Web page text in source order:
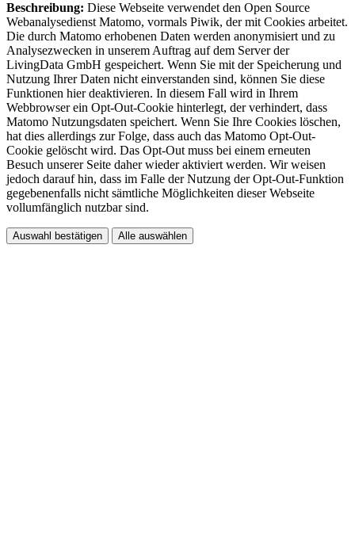
Beschreibung: Diese Webseite verwendet den Open Source
Webanalysedienst Matomo, vormals Piwik, der mit Cookies arbeitet.
Die durch Matomo erhobenen Daten werden anonymisiert und zu
Analysezwecken in unserem Auftrag auf dem Server der
LivingData GmbH gespeichert. Wenn Sie mit der Speicherung und
Nutzung Ihrer Daten nicht einverstanden sind, können Sie diese
Funktionen hier deaktivieren. In diesem Fall wird in Ihrem
Webbrowser ein Opt-Out-Cookie hinterlegt, der verhindert, dass
Matomo Nutzungsdaten speichert. Wenn Sie Ihre Cookies löschen,
hat dies allerdings zur Folge, dass auch das Matomo Opt-Out-
Cookie gelöscht wird. Das Opt-Out muss bei einem erneuten
Besuch unserer Seite daher wieder aktiviert werden. Wir weisen
jedoch darauf hin, dass im Falle der Nutzung der Opt-Out-Funktion
gegebenenfalls nicht sämtliche Möglichkeiten dieser Webseite
vollumfänglich nutzbar sind.
Auswahl bestätigen Alle auswählen